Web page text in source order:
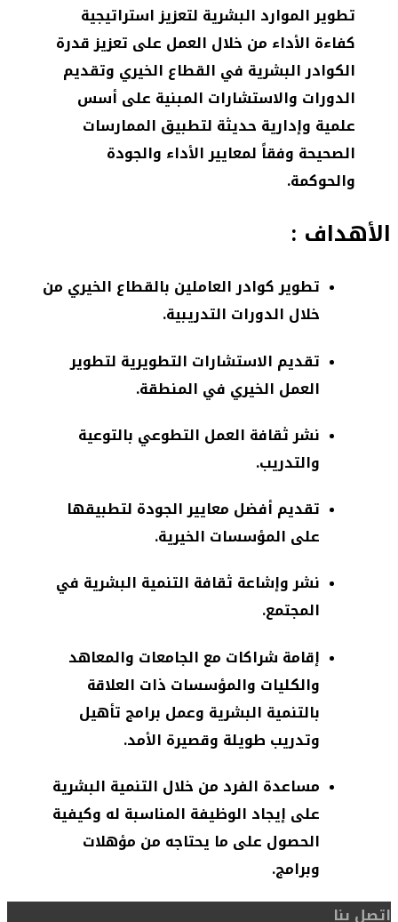
تطوير الموارد البشرية لتعزيز استراتيجية
كفاءة الأداء من خلال العمل على تعزيز قدرة
الكوادر البشرية في القطاع الخيري وتقديم
الدورات والاستشارات المبنية على أسس
علمية وإدارية حديثة لتطبيق الممارسات
الصحيحة وفقاً لمعايير الأداء والجودة
والحوكمة.
الأهداف :
تطوير كوادر العاملين بالقطاع الخيري من
خلال الدورات التدريبية.
تقديم الاستشارات التطويرية لتطوير
العمل الخيري في المنطقة.
نشر ثقافة العمل التطوعي بالتوعية
والتدريب.
تقديم أفضل معايير الجودة لتطبيقها
على المؤسسات الخيرية.
نشر وإشاعة ثقافة التنمية البشرية في
المجتمع.
إقامة شراكات مع الجامعات والمعاهد
والكليات والمؤسسات ذات العلاقة
بالتنمية البشرية وعمل برامج تأهيل
وتدريب طويلة وقصيرة الأمد.
مساعدة الفرد من خلال التنمية البشرية
على إيجاد الوظيفة المناسبة له وكيفية
الحصول على ما يحتاجه من مؤهلات
وبرامج.
اتصل بنا